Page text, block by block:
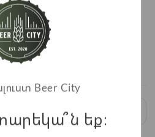
x
Beer City
եք։